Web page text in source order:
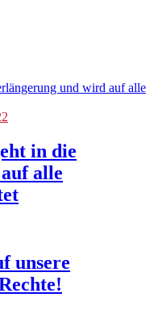
in die
alle
unsere